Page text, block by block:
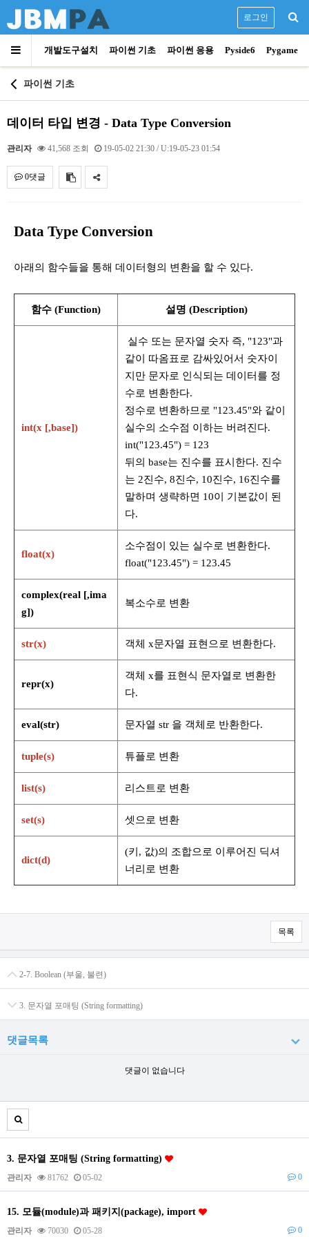
개발도구설치 파이썬 기초 파이썬 응용 Pyside6 Pygame
로그인
파이썬 기초
데이터 타입 변경 - Data Type Conversion
관리자 41,568 조회 19-05-02 21:30 / U:19-05-23 01:54
0댓글
Data Type Conversion
아래의 함수들을 통해 데이터형의 변환을 할 수 있다.
함수 (Function) 설명 (Description)
int(x [,base])
실수 또는 문자열 숫자 즉, "123"과
같이 따옴표로 감싸있어서 숫자이
지만 문자로 인식되는 데이터를 정
수로 변환한다.
정수로 변환하므로 "123.45"와 같이
실수의 소수점 이하는 버려진다.
int("123.45") = 123
뒤의 base는 진수를 표시한다. 진수
는 2진수, 8진수, 10진수, 16진수를
말하며 생략하면 10이 기본값이 된
다.
float(x)
소수점이 있는 실수로 변환한다.
float("123.45") = 123.45
complex(real [,ima
g])
복소수로 변환
str(x) 객체 x문자열 표현으로 변환한다.
repr(x)
객체 x를 표현식 문자열로 변환한
다.
eval(str) 문자열 str 을 객체로 반환한다.
tuple(s) 튜플로 변환
list(s) 리스트로 변환
set(s) 셋으로 변환
dict(d)
(키, 값)의 조합으로 이루어진 딕셔
너리로 변환
목록
2-7. Boolean (부울, 불련)
3. 문자열 포매팅 (String formatting)
댓글목록
댓글이 없습니다
3. 문자열 포매팅 (String formatting)
관리자 81762 05-02 0
15. 모듈(module)과 패키지(package), import
관리자 70030 05-28 0